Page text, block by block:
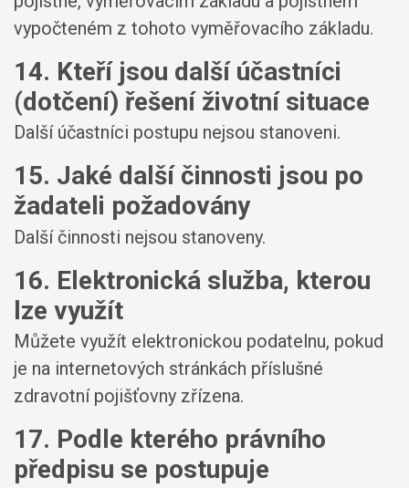
vypočteném z tohoto vyměřovacího základu.
14. Kteří jsou další účastníci
(dotčení) řešení životní situace
Další účastníci postupu nejsou stanoveni.
15. Jaké další činnosti jsou po
žadateli požadovány
Další činnosti nejsou stanoveny.
16. Elektronická služba, kterou
lze využít
Můžete využít elektronickou podatelnu, pokud
je na internetových stránkách příslušné
zdravotní pojišťovny zřízena.
17. Podle kterého právního
předpisu se postupuje